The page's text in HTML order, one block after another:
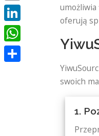
oferują
swoich
1.
Email
LinkedIn
WhatsApp